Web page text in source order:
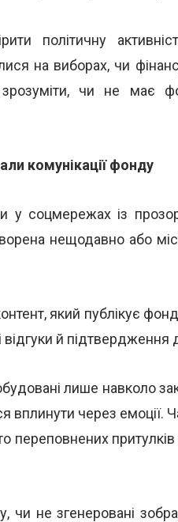
політичну
на виборах, чи
чи не має
комунікації фонду
у соцмережах із
нещодавно або
який публікує
відгуки й підтвердження
лише навколо
вплинути через емоції.
переповнених притулків
чи не згенеровані